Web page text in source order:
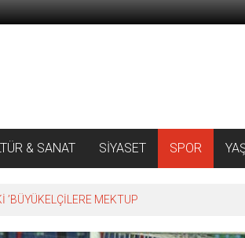
& SANAT SİYASET SPOR
’BÜYÜKELÇİLERE MEKTUP